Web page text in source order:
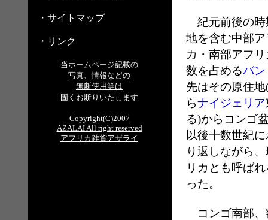
・サイトマップ
・リンク
当ホームページ記載の
写真、情報などの
無断使用等は
固くお断りいたします
Copyright(C)2007
AZALAI All right reserved
アフリカ雑貨アザライ
紀元前後の時
地を含む中部
カ・南部アフ
数を占めるバ
先はその原住
らナイジェリア
る)からコンゴ
以後十数世紀
り返しながら
リカとも呼ば
った。
コンゴ南部、